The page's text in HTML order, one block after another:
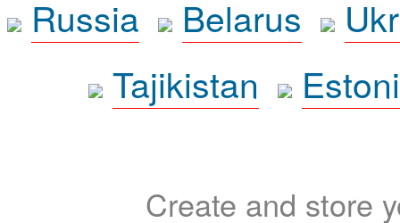
Russia Belarus
Tajikistan
Create and store